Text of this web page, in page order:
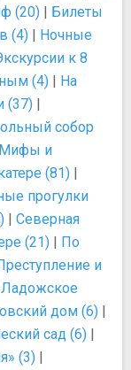
(20) | Билеты
(4) | Ночные
к 8
(4) | На
(37) |
собор
Мифы и
(81) |
прогулки
| Северная
(21) | По
и
Ладожское
дом (6) |
сад (6) |
(3) |